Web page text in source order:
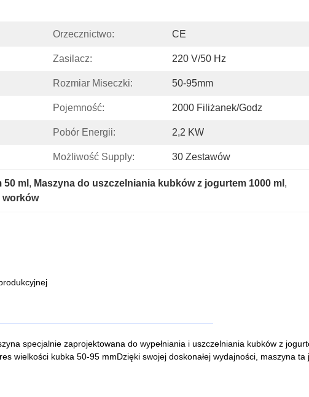
Orzecznictwo: CE
Zasilacz: 220 V/50 Hz
Rozmiar Miseczki: 50-95mm
Pojemność: 2000 Filiżanek/godz
Pobór Energii: 2,2 KW
Możliwość Supply: 30 Zestawów
ml , Maszyna do uszczelniania kubków z jogurtem 1000 ml ,
worków
specjalnie zaprojektowana do wypełniania i uszczelniania kubków z
wielkości kubka 50-95 mmDzięki swojej doskonałej wydajności, maszyna